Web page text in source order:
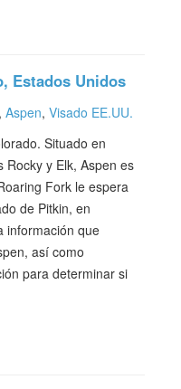
Estados Unidos
, Aspen, Visado EE.UU.
Situado en
Rocky y Elk, Aspen es
Fork le espera
de Pitkin, en
información que
así como
para determinar si